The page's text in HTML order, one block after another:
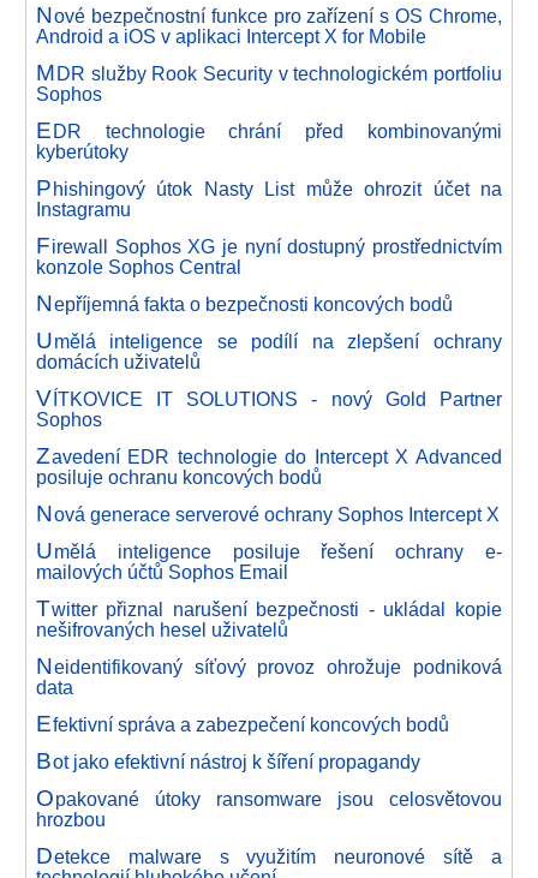
Nové bezpečnostní funkce pro zařízení s OS Chrome,
Android a iOS v aplikaci Intercept X for Mobile
MDR služby Rook Security v technologickém portfoliu
Sophos
EDR technologie chrání před kombinovanými
kyberútoky
Phishingový útok Nasty List může ohrozit účet na
Instagramu
Firewall Sophos XG je nyní dostupný prostřednictvím
konzole Sophos Central
Nepříjemná fakta o bezpečnosti koncových bodů
Umělá inteligence se podílí na zlepšení ochrany
domácích uživatelů
VÍTKOVICE IT SOLUTIONS - nový Gold Partner
Sophos
Zavedení EDR technologie do Intercept X Advanced
posiluje ochranu koncových bodů
Nová generace serverové ochrany Sophos Intercept X
Umělá inteligence posiluje řešení ochrany e-
mailových účtů Sophos Email
Twitter přiznal narušení bezpečnosti - ukládal kopie
nešifrovaných hesel uživatelů
Neidentifikovaný síťový provoz ohrožuje podniková
data
Efektivní správa a zabezpečení koncových bodů
Bot jako efektivní nástroj k šíření propagandy
Opakované útoky ransomware jsou celosvětovou
hrozbou
Detekce malware s využitím neuronové sítě a